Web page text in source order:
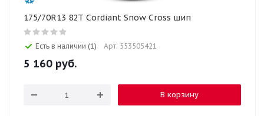
175/70R13 82T Cordiant Snow Cross шип
Есть в наличии (1) Арт: 553505421
5 160 руб.
В корзину